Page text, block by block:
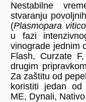
Nestabilne
stvaranju
(Plasmopara
u fazi
vinograde jednim
Flash, Curzate
drugim
Za zaštitu od
koristiti jedan
ME, Dynali,